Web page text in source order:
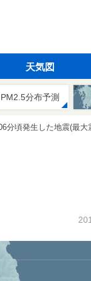
天気図
PM2.5分布予測
分頃発生した地震(最大